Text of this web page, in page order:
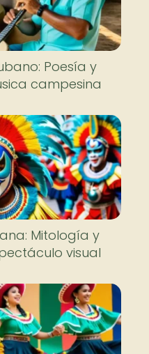
Poesía y
campesina
Mitología y
visual